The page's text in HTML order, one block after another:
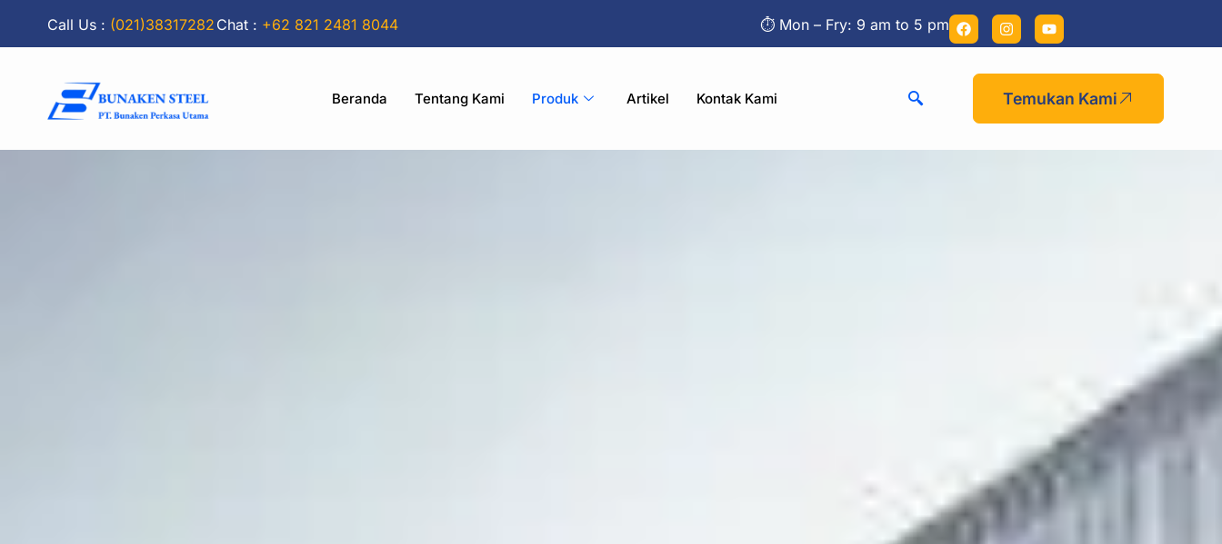
Call Us : (021)38317282 Chat : +62 821 2481 8044 ⏱︎ Mon – Fry: 9 am to 5 pm
Beranda Tentang Kami Produk Artikel Kontak Kami Temukan Kami